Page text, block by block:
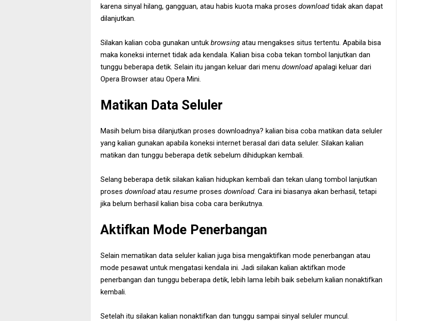
karena sinyal hilang, gangguan, atau habis kuota maka proses downloadtidak akan dapat
dilanjutkan.
Silakan kalian coba gunakan untuk browsing atau mengakses situs tertentu. Apabila bisa
maka koneksi internet tidak ada kendala. Kalian bisa coba tekan tombol lanjutkan dan
tunggu beberapa detik. Selain itu jangan keluar dari menu downloadapalagi keluar dari
Opera Browser atau Opera Mini.
Matikan Data Seluler
Masih belum bisa dilanjutkan proses downloadnya? kalian bisa coba matikan data seluler
yang kalian gunakan apabila koneksi internet berasal dari data seluler. Silakan kalian
matikan dan tunggu beberapa detik sebelum dihidupkan kembali.
Selang beberapa detik silakan kalian hidupkan kembali dan tekan ulang tombol lanjutkan
proses downloadatau resume proses download. Cara ini biasanya akan berhasil, tetapi
jika belum berhasil kalian bisa coba cara berikutnya.
Aktifkan Mode Penerbangan
Selain mematikan data seluler kalian juga bisa mengaktifkan mode penerbangan atau
mode pesawat untuk mengatasi kendala ini. Jadi silakan kalian aktifkan mode
penerbangan dan tunggu beberapa detik, lebih lama lebih baik sebelum kalian nonaktifkan
kembali.
Setelah itu silakan kalian nonaktifkan dan tunggu sampai sinyal seluler muncul.